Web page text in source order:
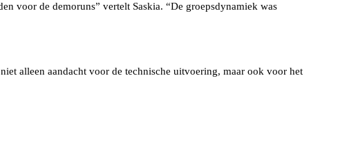
voor de demoruns” vertelt Saskia. “De groepsdynamiek was
alleen aandacht voor de technische uitvoering, maar ook voor het